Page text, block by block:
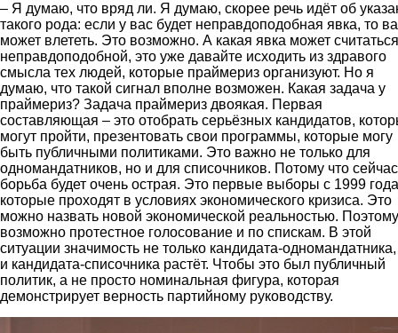
– Я думаю, что вряд ли. Я думаю, скорее речь идёт об
такого рода: если у вас будет неправдоподобная явка, то
может влететь. Это возможно. А какая явка может считаться
неправдоподобной, это уже давайте исходить из здравого
смысла тех людей, которые праймериз организуют. Но я
думаю, что такой сигнал вполне возможен. Какая задача у
праймериз? Задача праймериз двоякая. Первая
составляющая – это отобрать серьёзных кандидатов,
могут пройти, презентовать свои программы, которые могу
быть публичными политиками. Это важно не только для
одномандатников, но и для списочников. Потому что сейчас
борьба будет очень острая. Это первые выборы с 1999
которые проходят в условиях экономического кризиса. Это
можно назвать новой экономической реальностью. Поэтому
возможно протестное голосование и по спискам. В этой
ситуации значимость не только кандидата-
и кандидата-списочника растёт. Чтобы это был публичный
политик, а не просто номинальная фигура, которая
демонстрирует верность партийному руководству.